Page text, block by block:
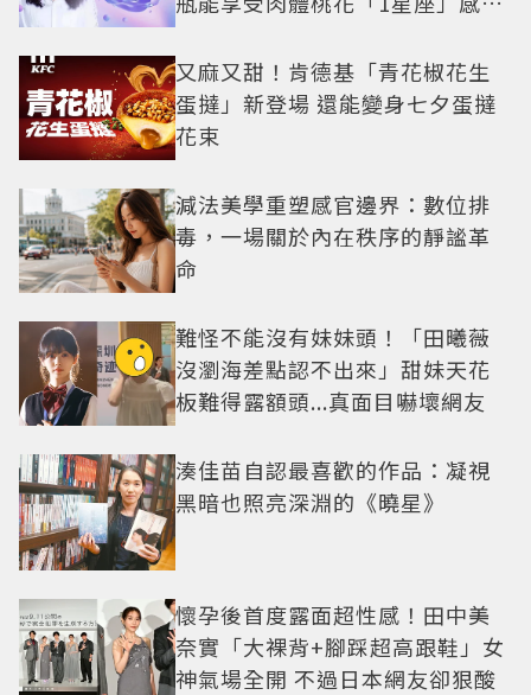
又麻又甜！肯德基「青花椒花生
蛋撻」新登場 還能變身七夕蛋撻
花束
減法美學重塑感官邊界：數位排
毒，一場關於內在秩序的靜謐革
命
難怪不能沒有妹妹頭！「田曦薇
沒瀏海差點認不出來」甜妹天花
板難得露額頭...真面目嚇壞網友
湊佳苗自認最喜歡的作品：凝視
黑暗也照亮深淵的《曉星》
懷孕後首度露面超性感！田中美
奈實「大裸背+腳踩超高跟鞋」女
神氣場全開 不過日本網友卻狠酸